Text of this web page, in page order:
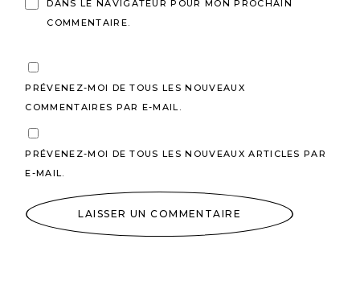
DANS LE NAVIGATEUR POUR MON PROCHAIN
COMMENTAIRE.
PRÉVENEZ-MOI DE TOUS LES NOUVEAUX
COMMENTAIRES PAR E-MAIL.
PRÉVENEZ-MOI DE TOUS LES NOUVEAUX ARTICLES PAR
E-MAIL.
LAISSER UN COMMENTAIRE